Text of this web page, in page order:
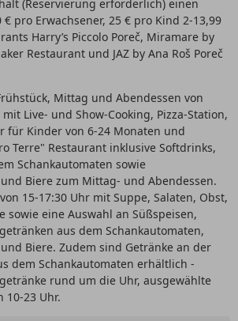
(Reservierung erforderlich) einen
€ pro Erwachsener, 25 € pro Kind 2-13,99
Harry’s Piccolo Poreč, Miramare by
Restaurant und JAZ by Ana Roš Poreč
Mittag und Abendessen von
Live- und Show-Cooking, Pizza-Station,
für Kinder von 6-24 Monaten und
Terre" Restaurant inklusive Softdrinks,
Schankautomaten sowie
Biere zum Mittag- und Abendessen.
15-17:30 Uhr mit Suppe, Salaten, Obst,
sowie eine Auswahl an Süßspeisen,
aus dem Schankautomaten,
Biere. Zudem sind Getränke an der
dem Schankautomaten erhältlich -
rund um die Uhr, ausgewählte
10-23 Uhr.